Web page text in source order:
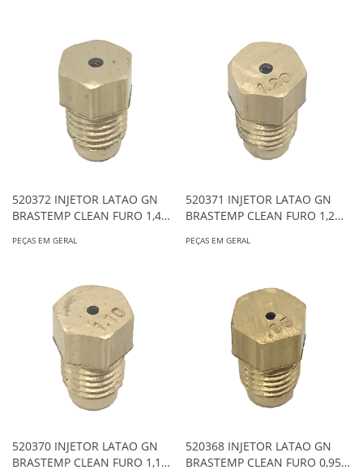
520372 INJETOR LATAO GN
BRASTEMP CLEAN FURO 1,4
PEÇAS EM GERAL
520371 INJETOR LATAO GN
BRASTEMP CLEAN FURO 1,2
PEÇAS EM GERAL
520370 INJETOR LATAO GN
BRASTEMP CLEAN FURO 1,1
520368 INJETOR LATAO GN
BRASTEMP CLEAN FURO 0,95